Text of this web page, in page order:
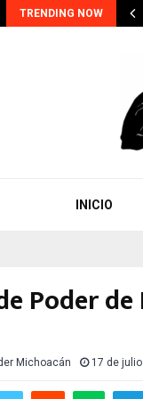
TRENDING NOW
INICIO
Poder
Michoacán 17 de